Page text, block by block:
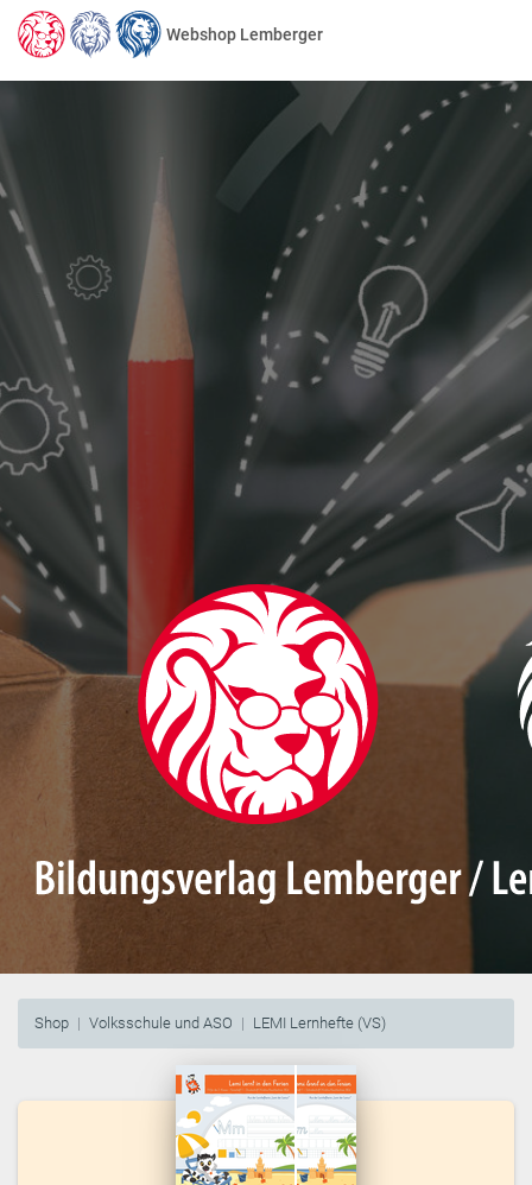
Webshop Lemberger
Shop Volksschule und ASO LEMI Lernhefte (VS)